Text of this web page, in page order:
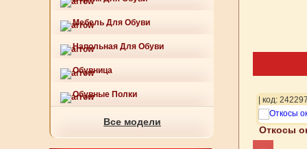
Мебель Для Обуви
Напольная Для Обуви
Обувница
Обувные Полки
Все модели
арт 263-279
| код: 242321
Откосы оконные арт 263-280
| код: 242297
Откосы